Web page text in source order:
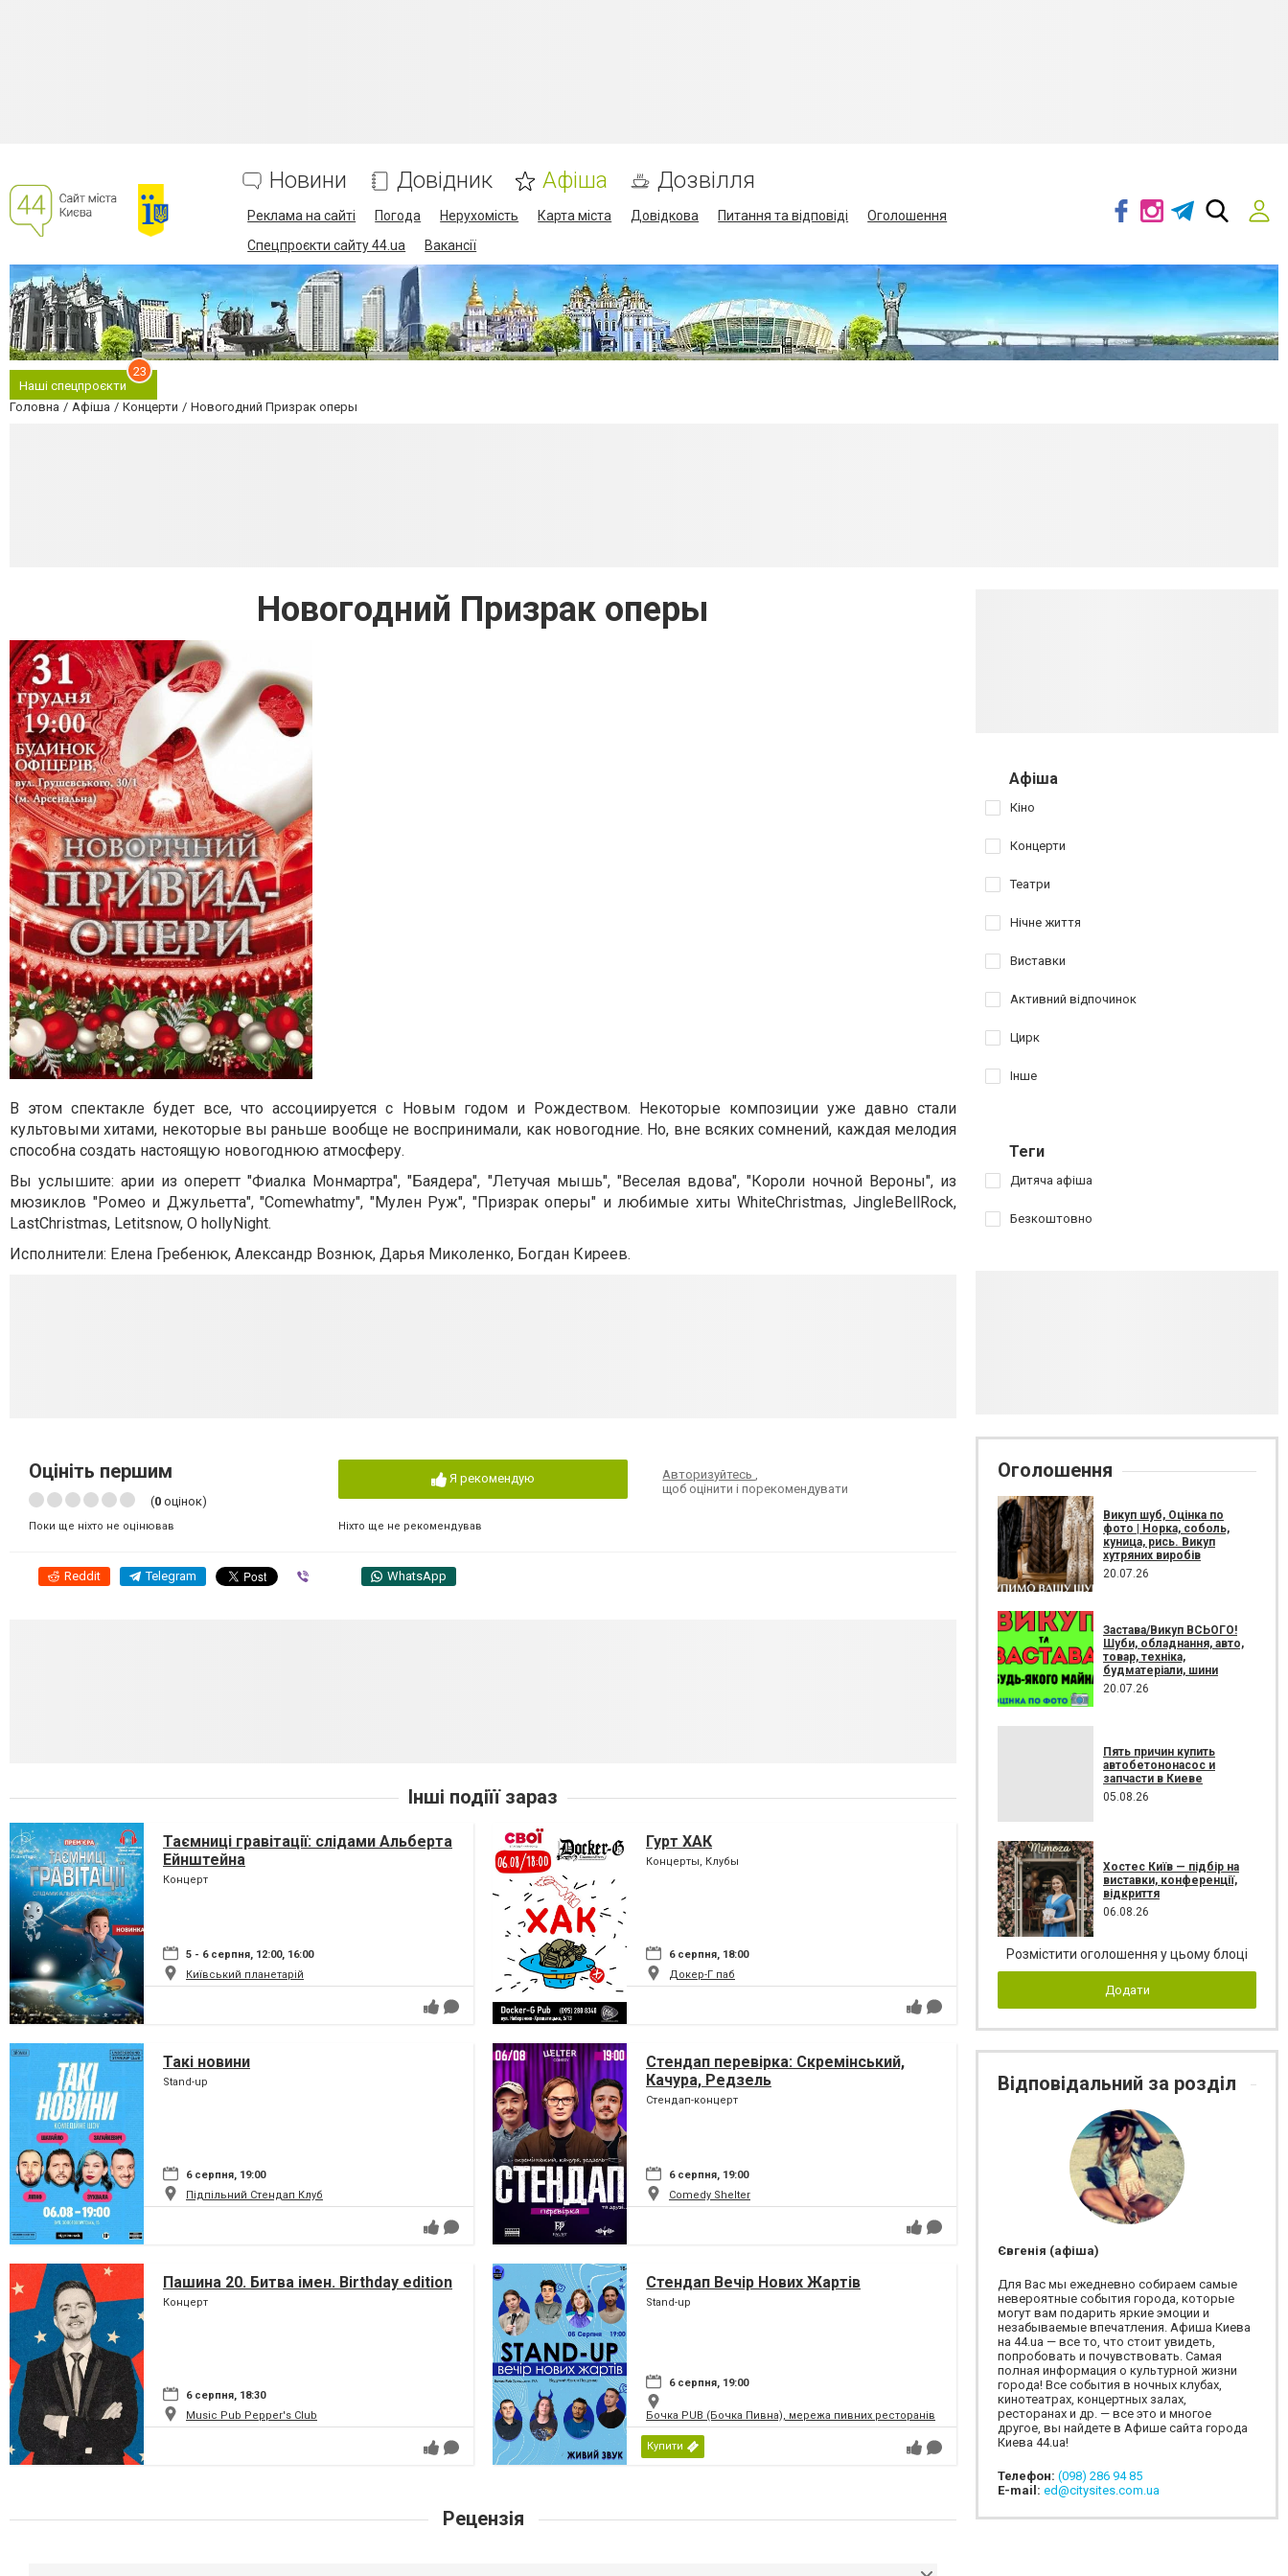
Новини Довідник Афіша Дозвілля
Реклама на сайті Погода Нерухомість Карта міста Довідкова Питання та відповіді
Оголошення
Спецпроєкти сайту 44.ua
Вакансії
Наші спецпроєкти
23
Головна Афіша Концерти Новогодний Призрак оперы
Новогодний Призрак оперы
В этом спектакле будет все, что ассоциируется с Новым годом и Рождеством. Некоторые композиции уже давно стали
культовыми хитами, некоторые вы раньше вообще не воспринимали, как новогодние. Но, вне всяких сомнений, каждая мелодия
способна создать настоящую новогоднюю атмосферу.
Вы услышите: арии из оперетт "Фиалка Монмартра", "Баядера", "Летучая мышь", "Веселая вдова", "Короли ночной Вероны", из
мюзиклов "Ромео и Джульетта", "Comewhatmy", "Мулен Руж", "Призрак оперы" и любимые хиты WhiteChristmas, JingleBellRock,
LastChristmas, Letitsnow, O hollyNight.
Исполнители: Елена Гребенюк, Александр Вознюк, Дарья Миколенко, Богдан Киреев.
Оцініть першим
(0 оцінок)
Поки ще ніхто не оцінював
Я рекомендую
Ніхто ще не рекомендував
Авторизуйтесь
щоб оцінити і порекомендувати
Reddit Telegram WhatsApp
Інші подіїї зараз
Таємниці гравітації: слідами Альберта
Ейнштейна
Концерт
5 - 6 серпня, 12:00, 16:00
Київський планетарій
Гурт ХАК
Концерты, Клубы
6 серпня, 18:00
Докер-Г паб
Такі новини
Stand-up
6 серпня, 19:00
Підпільний Стендап Клуб
Стендап перевірка: Скремінський,
Качура, Редзель
Стендап-концерт
6 серпня, 19:00
Comedy Shelter
Пашина 20. Битва імен. Birthday edition
Концерт
6 серпня, 18:30
Music Pub Pepper's Club
Стендап Вечір Нових Жартів
Stand-up
6 серпня, 19:00
Бочка PUB (Бочка Пивна), мережа пивних ресторанів
Купити
Рецензія
Афіша
Кіно
Концерти
Театри
Нічне життя
Виставки
Активний відпочинок
Цирк
Інше
Теги
Дитяча афіша
Безкоштовно
Оголошення
Викуп шуб, Оцінка по
фото | Норка, соболь,
куница, рись. Викуп
хутряних виробів
20.07.26
Застава/Викуп ВСЬОГО!
Шуби, обладнання, авто,
товар, техніка,
будматеріали, шини
20.07.26
Пять причин купить
автобетононасос и
запчасти в Киеве
05.08.26
Хостес Київ — підбір на
виставки, конференції,
відкриття
06.08.26
Розмістити оголошення у цьому блоці
Додати
Відповідальний за розділ
Євгенія (афіша)
Для Вас мы ежедневно собираем самые
невероятные события города, которые
могут вам подарить яркие эмоции и
незабываемые впечатления. Афиша Киева
на 44.ua — все то, что стоит увидеть,
попробовать и почувствовать. Самая
полная информация о культурной жизни
города! Все события в ночных клубах,
кинотеатрах, концертных залах,
ресторанах и др. — все это и многое
другое, вы найдете в Афише сайта города
Киева 44.ua!
Телефон: (098) 286 94 85
E-mail: ed@citysites.com.ua